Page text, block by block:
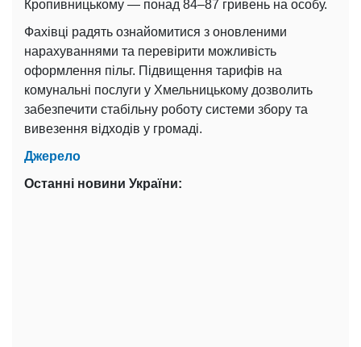
Кропивницькому — понад 84–87 гривень на особу.
Фахівці радять ознайомитися з оновленими
нарахуваннями та перевірити можливість
оформлення пільг. Підвищення тарифів на
комунальні послуги у Хмельницькому дозволить
забезпечити стабільну роботу системи збору та
вивезення відходів у громаді.
Джерело
Останні новини України: